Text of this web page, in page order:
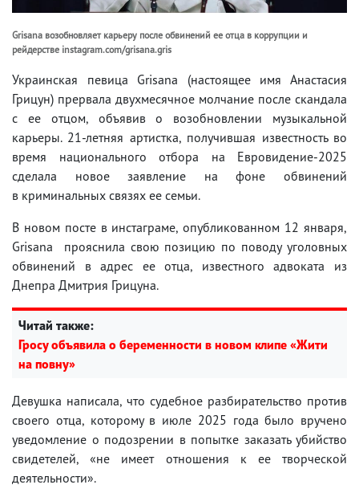
Grisana возобновляет карьеру после обвинений ее отца в коррупции и
рейдерстве instagram.com/grisana.gris
Украинская певица Grisana (настоящее имя Анастасия
Грицун) прервала двухмесячное молчание после скандала
с ее отцом, объявив о возобновлении музыкальной
карьеры. 21-летняя артистка, получившая известность во
время национального отбора на Евровидение-2025
сделала новое заявление на фоне обвинений
в криминальных связях ее семьи.
В новом посте в инстаграме, опубликованном 12 января,
Grisana прояснила свою позицию по поводу уголовных
обвинений в адрес ее отца, известного адвоката из
Днепра Дмитрия Грицуна.
Читай также:
Гросу объявила о беременности в новом клипе «Жити
на повну»
Девушка написала, что судебное разбирательство против
своего отца, которому в июле 2025 года было вручено
уведомление о подозрении в попытке заказать убийство
свидетелей, «не имеет отношения к ее творческой
деятельности».